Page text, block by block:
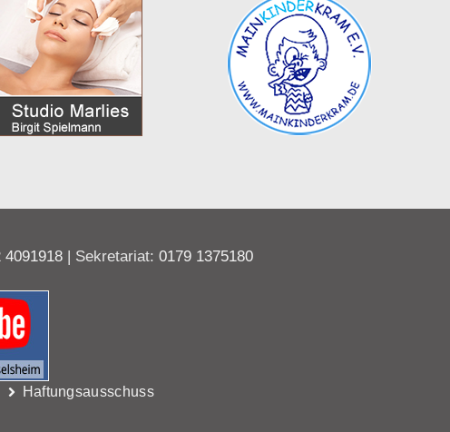
4091918 | Sekretariat: 0179 1375180
Haftungsausschuss